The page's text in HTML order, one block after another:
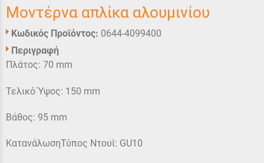
Μοντέρνα απλίκα αλουμινίου
Κωδικός Προϊόντος: 0644-4099400
Περιγραφή
Πλάτος: 70 mm
Τελικό Ύψος: 150 mm
Βάθος: 95 mm
ΚατανάλωσηΤύπος Ντουϊ: GU10